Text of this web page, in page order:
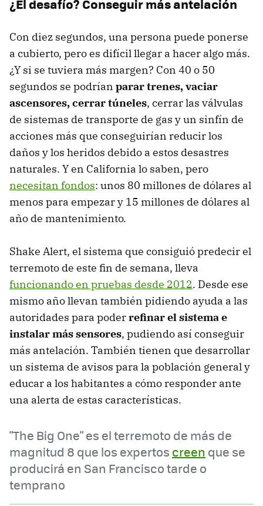
¿El desafío? Conseguir más antelación
Con diez segundos, una persona puede ponerse
a cubierto, pero es difícil llegar a hacer algo más.
¿Y si se tuviera más margen? Con 40 o 50
segundos se podrían parar trenes, vaciar
ascensores, cerrar túneles, cerrar las válvulas
de sistemas de transporte de gas y un sinfín de
acciones más que conseguirían reducir los
daños y los heridos debido a estos desastres
naturales. Y en California lo saben, pero
necesitan fondos: unos 80 millones de dólares al
menos para empezar y 15 millones de dólares al
año de mantenimiento.
Shake Alert, el sistema que consiguió predecir el
terremoto de este fin de semana, lleva
funcionando en pruebas desde 2012. Desde ese
mismo año llevan también pidiendo ayuda a las
autoridades para poderrefinar el sistema e
instalar más sensores, pudiendo así conseguir
más antelación. También tienen que desarrollar
un sistema de avisos para la población general y
educar a los habitantes a cómo responder ante
una alerta de estas características.
"The Big One" es el terremoto de más de
magnitud 8 que los expertos creen que se
producirá en San Francisco tarde o
temprano